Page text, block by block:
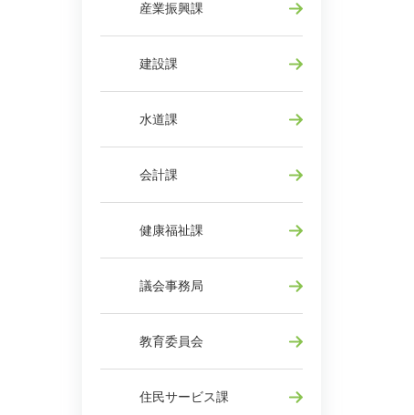
産業振興課
建設課
水道課
会計課
健康福祉課
議会事務局
教育委員会
住民サービス課